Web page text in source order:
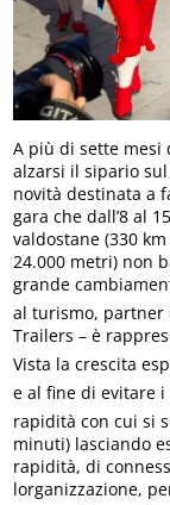
A più di sette mesi
alzarsi il sipario sul
novità destinata a
gara che dall’8 al
valdostane (330
24.000 metri) non
grande
al turismo, partner
Trailers – è
Vista la crescita
e al fine di evitare i
rapidità con cui si
minuti) lasciando
rapidità, di
lorganizzazione,